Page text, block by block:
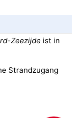
Zeezijde ist in
Strandzugang